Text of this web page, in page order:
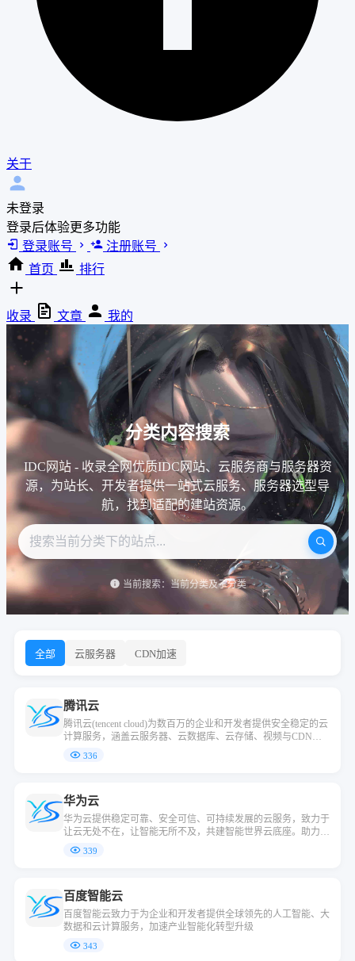
关于
未登录
登录后体验更多功能
登录账号
注册账号
首页
排行
收录 文章 我的
分类内容搜索
IDC网站 - 收录全网优质IDC网站、云服务商与服务器资
源，为站长、开发者提供一站式云服务、服务器选型导
航，找到适配的建站资源。
当前搜索：当前分类及子分类
全部 云服务器 CDN加速
腾讯云
腾讯云(tencent cloud)为数百万的企业和开发者提供安全稳定的云
计算服务，涵盖云服务器、云数据库、云存储、视频与CDN、
域名注册等全方位云服务和各行业解决方案。
336
华为云
华为云提供稳定可靠、安全可信、可持续发展的云服务，致力于
让云无处不在，让智能无所不及，共建智能世界云底座。助力企
业降本增效，全球300万客户的共同选择。7x24小时专业服务支
持，5天内无理由退订，免费快速备案。
339
百度智能云
百度智能云致力于为企业和开发者提供全球领先的人工智能、大
数据和云计算服务，加速产业智能化转型升级
343